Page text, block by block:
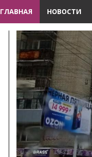
ГЛАВНАЯ НОВОСТИ